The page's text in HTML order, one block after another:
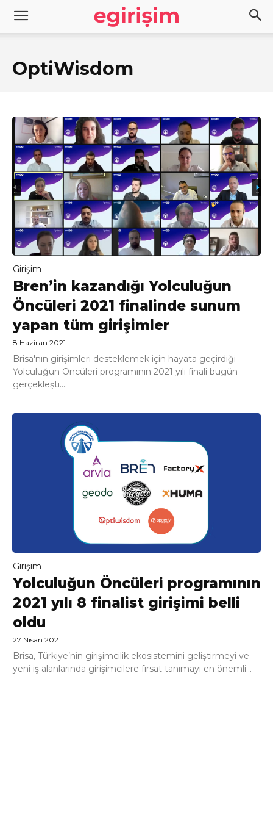
OptiWisdom
Girişim
Bren’in kazandığı Yolculuğun
Öncüleri 2021 finalinde sunum
yapan tüm girişimler
8 Haziran 2021
Brisa'nın girişimleri desteklemek için hayata geçirdiği
Yolculuğun Öncüleri programının 2021 yılı finali bugün
gerçekleşti....
Girişim
Yolculuğun Öncüleri programının
2021 yılı 8 finalist girişimi belli
oldu
27 Nisan 2021
Brisa, Türkiye’nin girişimcilik ekosistemini geliştirmeyi ve
yeni iş alanlarında girişimcilere fırsat tanımayı en önemli...